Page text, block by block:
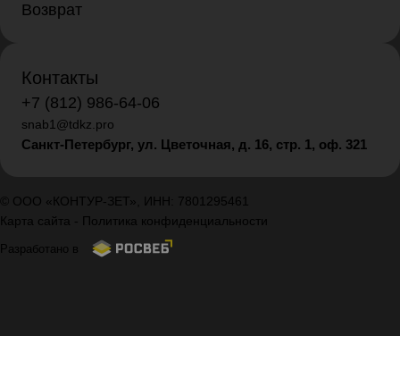
Возврат
Контакты
+7 (812) 986-64-06
snab1@tdkz.pro
Санкт-Петербург, ул. Цветочная, д. 16, стр. 1, оф. 321
© ООО «КОНТУР-ЗЕТ», ИНН: 7801295461
Карта сайта - Политика конфиденциальности
Разработано в